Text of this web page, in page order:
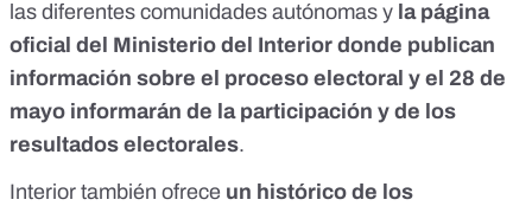
las diferentes comunidades autónomas y la página
oficial del Ministerio del Interior donde publican
información sobre el proceso electoral y el 28 de
mayo informarán de la participación y de los
resultados electorales.
Interior también ofrece un histórico de los